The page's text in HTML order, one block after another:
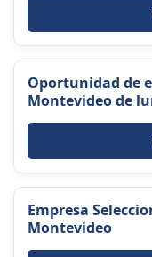
Oportunidad de
Montevideo de
Empresa
Montevideo